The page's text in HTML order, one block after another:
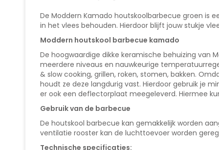
afbeeldingen-
De Moddern Kamado houtskoolbarbecue groen is
in het vlees behouden. Hierdoor blijft jouw stukje
Moddern houtskool barbecue kamado
De hoogwaardige dikke keramische behuizing van
meerdere niveaus en nauwkeurige
& slow cooking, grillen, roken, stomen, bakken.
houdt ze deze langdurig vast. Hierdoor gebruik je
er ook een deflectorplaat meegeleverd. Hiermee
Gebruik van de barbecue
De houtskool barbecue kan gemakkelijk worden
ventilatie rooster kan de luchttoevoer worden
Technische specificaties: